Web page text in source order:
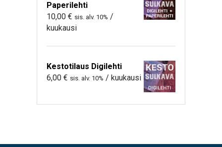
Paperilehti
10,00 € sis. alv. 10% /
kuukausi
Kestotilaus Digilehti
6,00 € sis. alv. 10% / kuukausi